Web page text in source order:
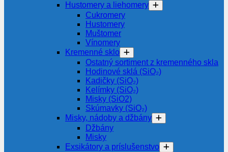
Hustomery a liehomery
Cukromery
Hustomery
Muštomer
Vínomery
Kremenné sklo
Ostatný sortiment z kremenného skla
Hodinové sklá (SiO₂)
Kadičky (SiO₂)
Kelímky (SiO₂)
Misky (SiO2)
Skúmavky (SiO₂)
Misky, nádoby a džbány
Džbány
Misky
Exsikátory a príslušenstvo